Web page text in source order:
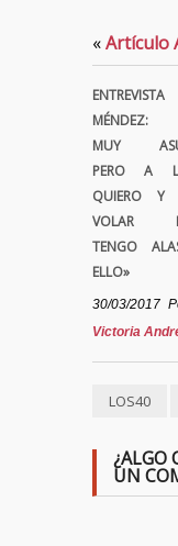
«Artículo
MÉNDEZ:
MUY
PERO A
QUIERO
VOLAR
TENGO
ELLO»
30/03/2017
Victoria
LOS40
¿ALGO
UN